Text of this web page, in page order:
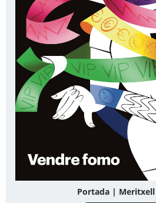
Portada | Meritxell